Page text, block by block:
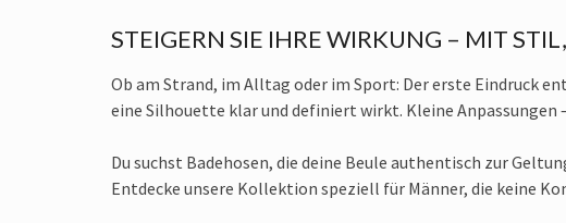
STEIGERN SIE IHRE WIRKUNG – MIT
Ob am Strand, im Alltag oder im Sport: Der erste Eindruck
eine Silhouette klar und definiert wirkt. Kleine Anpassungen
Du suchst Badehosen, die deine Beule authentisch zur
Entdecke unsere Kollektion speziell für Männer, die keine